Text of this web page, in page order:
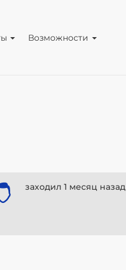
Возможности
заходил 1 месяц назад